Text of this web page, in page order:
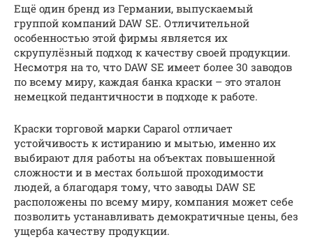
Ещё один бренд из Германии, выпускаемый
группой компаний DAW SE. Отличительной
особенностью этой фирмы является их
скрупулёзный подход к качеству своей продукции.
Несмотря на то, что DAW SE имеет более 30 заводов
по всему миру, каждая банка краски – это эталон
немецкой педантичности в подходе к работе.
Краски торговой марки Caparol отличает
устойчивость к истиранию и мытью, именно их
выбирают для работы на объектах повышенной
сложности и в местах большой проходимости
людей, а благодаря тому, что заводы DAW SE
расположены по всему миру, компания может себе
позволить устанавливать демократичные цены, без
ущерба качеству продукции.